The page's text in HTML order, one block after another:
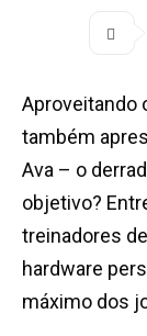
Aproveitando
também
Ava – o
objetivo?
treinadores
hardware
máximo dos